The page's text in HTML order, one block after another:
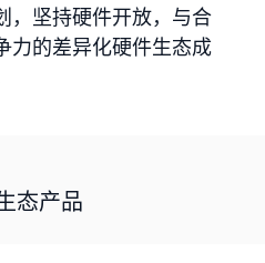
，坚持硬件开放，与合
力的差异化硬件生态成
态产品